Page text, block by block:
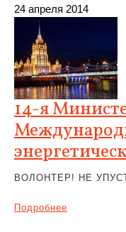
24 апреля 2014
14-я
ВОЛОНТЕР! НЕ
Подробнее